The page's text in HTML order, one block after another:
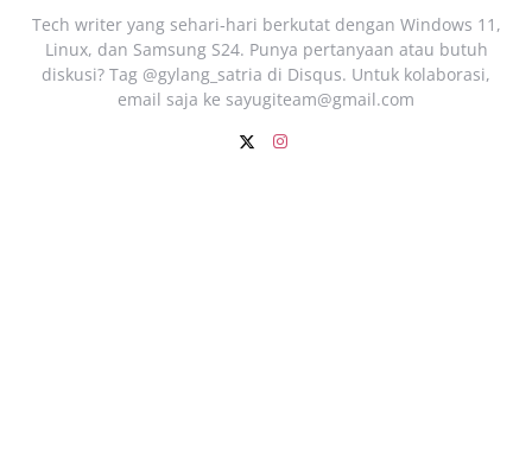
Tech writer yang sehari‑hari berkutat dengan Windows 11,
Linux, dan Samsung S24. Punya pertanyaan atau butuh
diskusi? Tag @gylang_satria di Disqus. Untuk kolaborasi,
email saja ke sayugiteam@gmail.com